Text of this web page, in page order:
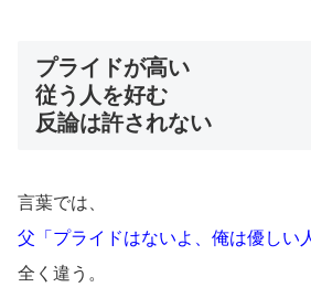
プライドが高い
従う人を好む
反論は許されない
言葉では、
父「プライドはないよ、俺は優しい
全く違う。